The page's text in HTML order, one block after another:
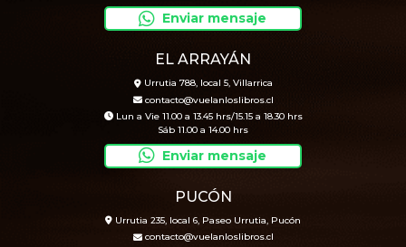
Enviar mensaje
EL ARRAYÁN
Urrutia 788, local 5, Villarrica
contacto@vuelanloslibros.cl
Lun a Vie 11.00 a 13.45 hrs/15.15 a 18.30 hrs
Sáb 11.00 a 14.00 hrs
Enviar mensaje
PUCÓN
Urrutia 235, local 6, Paseo Urrutia, Pucón
contacto@vuelanloslibros.cl